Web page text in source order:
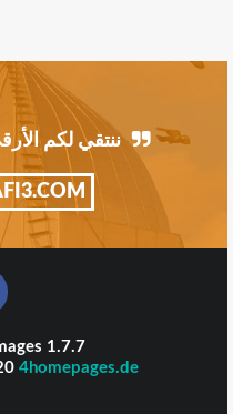
ننتقي لكم
1.7.7
4homepages.de